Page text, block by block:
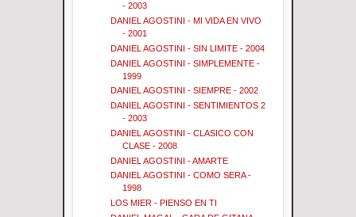
- 2003
DANIEL AGOSTINI - MI VIDA EN VIVO
- 2001
DANIEL AGOSTINI - SIN LIMITE - 2004
DANIEL AGOSTINI - SIMPLEMENTE -
1999
DANIEL AGOSTINI - SIEMPRE - 2002
DANIEL AGOSTINI - SENTIMIENTOS 2
- 2003
DANIEL AGOSTINI - CLASICO CON
CLASE - 2008
DANIEL AGOSTINI - AMARTE
DANIEL AGOSTINI - COMO SERA -
1998
LOS MIER - PIENSO EN TI